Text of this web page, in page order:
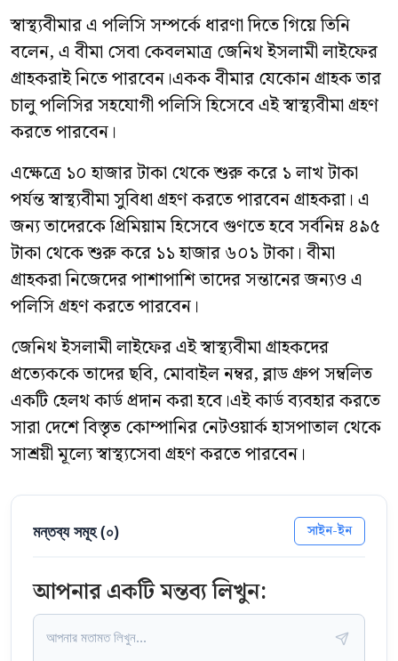
স্বাস্থ্যবীমার এ পলিসি সম্পর্কে ধারণা দিতে গিয়ে তিনি
বলেন, এ বীমা সেবা কেবলমাত্র জেনিথ ইসলামী লাইফের
গ্রাহকরাই নিতে পারবেন।একক বীমার যেকোন গ্রাহক তার
চালু পলিসির সহযোগী পলিসি হিসেবে এই স্বাস্থ্যবীমা গ্রহণ
করতে পারবেন।
এক্ষেত্রে ১০ হাজার টাকা থেকে শুরু করে ১ লাখ টাকা
পর্যন্ত স্বাস্থ্যবীমা সুবিধা গ্রহণ করতে পারবেন গ্রাহকরা। এ
জন্য তাদেরকে প্রিমিয়াম হিসেবে গুণতে হবে সর্বনিম্ন ৪৯৫
টাকা থেকে শুরু করে ১১ হাজার ৬০১ টাকা। বীমা
গ্রাহকরা নিজেদের পাশাপাশি তাদের সন্তানের জন্যও এ
পলিসি গ্রহণ করতে পারবেন।
জেনিথ ইসলামী লাইফের এই স্বাস্থ্যবীমা গ্রাহকদের
প্রত্যেককে তাদের ছবি, মোবাইল নম্বর, ব্লাড গ্রুপ সম্বলিত
একটি হেলথ কার্ড প্রদান করা হবে।এই কার্ড ব্যবহার করতে
সারা দেশে বিস্তৃত কোম্পানির নেটওয়ার্ক হাসপাতাল থেকে
সাশ্রয়ী মূল্যে স্বাস্থ্যসেবা গ্রহণ করতে পারবেন।
মন্তব্য সমূহ (০) সাইন-ইন
আপনার একটি মন্তব্য লিখুন: